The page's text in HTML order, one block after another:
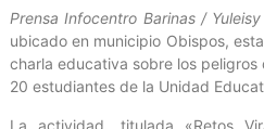
Prensa Infocentro Barinas /
ubicado en municipio Obispos,
charla educativa sobre los
20 estudiantes de la Unidad
La actividad, titulada «Retos